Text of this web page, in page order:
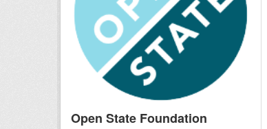
Open State Foundation